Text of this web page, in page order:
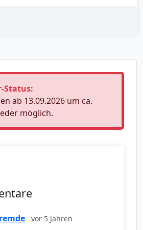
Status:
ab 13.09.2026 um ca.
möglich.
vor 5 Jahren